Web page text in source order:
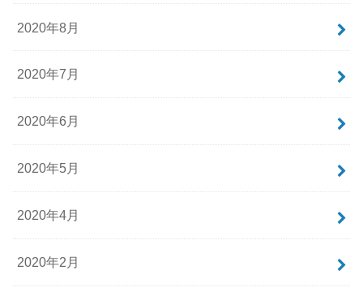
2020年8月
2020年7月
2020年6月
2020年5月
2020年4月
2020年2月